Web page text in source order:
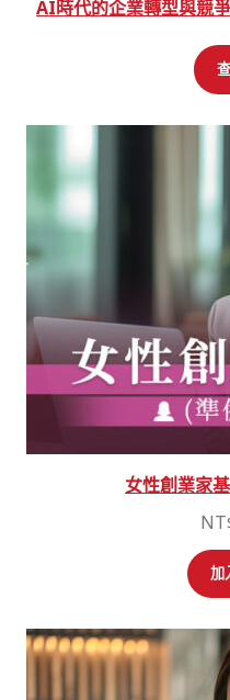
AI時代的企業轉型與競
女性創業家
加